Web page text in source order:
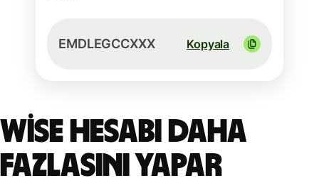
EMDLEGCCXXX Kopyala
Wise hesabı daha
fazlasını yapar